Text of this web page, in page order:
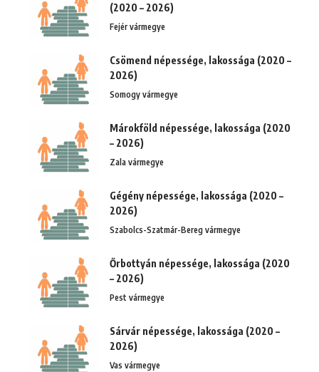
(2020 – 2026)
Fejér vármegye
Csömend népessége, lakossága (2020 –
2026)
Somogy vármegye
Márokföld népessége, lakossága (2020
– 2026)
Zala vármegye
Gégény népessége, lakossága (2020 –
2026)
Szabolcs-Szatmár-Bereg vármegye
Őrbottyán népessége, lakossága (2020
– 2026)
Pest vármegye
Sárvár népessége, lakossága (2020 –
2026)
Vas vármegye